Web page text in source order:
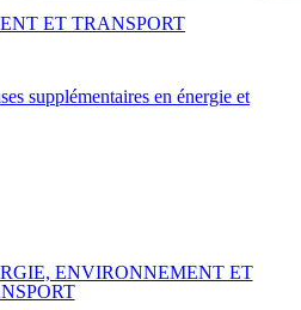
supplémentaires en énergie et
ET TRANSPORT
ENVIRONNEMENT ET